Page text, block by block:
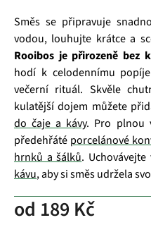
od 189 Kč
Směs se připravuje
vodou, louhujte krátce a
Rooibos je přirozeně bez
hodí k celodennímu
večerní rituál. Skvěle
kulatější dojem můžete
do čaje a kávy. Pro plnou
předehřáté porcelánové
hrnků a šálků.
kávu, aby si směs udržela